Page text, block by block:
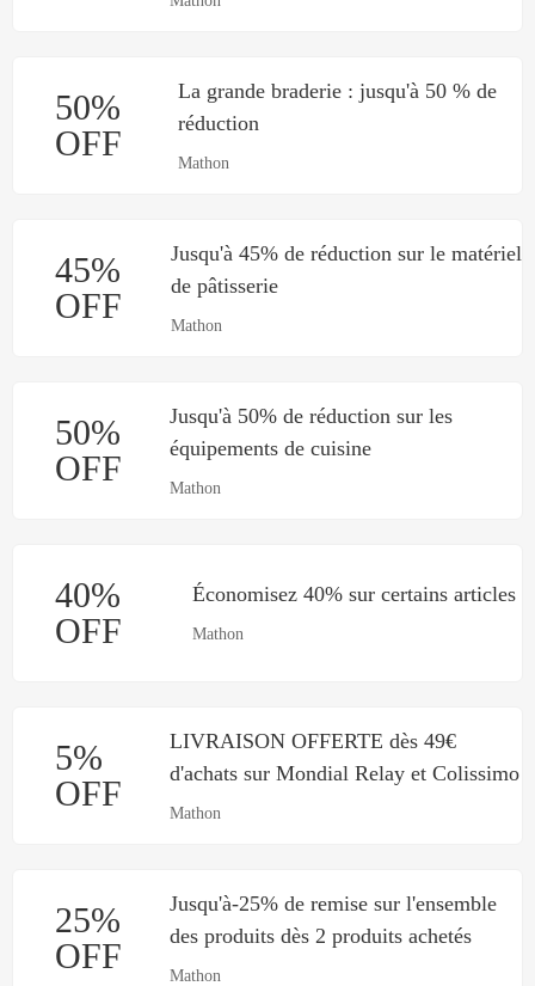
50%
OFF
La grande braderie : jusqu'à 50 % de
réduction
Mathon
45%
OFF
Jusqu'à 45% de réduction sur le matériel
de pâtisserie
Mathon
50%
OFF
Jusqu'à 50% de réduction sur les
équipements de cuisine
Mathon
40%
OFF
Économisez 40% sur certains articles
Mathon
5%
OFF
LIVRAISON OFFERTE dès 49€
d'achats sur Mondial Relay et Colissimo
Mathon
25%
OFF
Jusqu'à-25% de remise sur l'ensemble
des produits dès 2 produits achetés
Mathon